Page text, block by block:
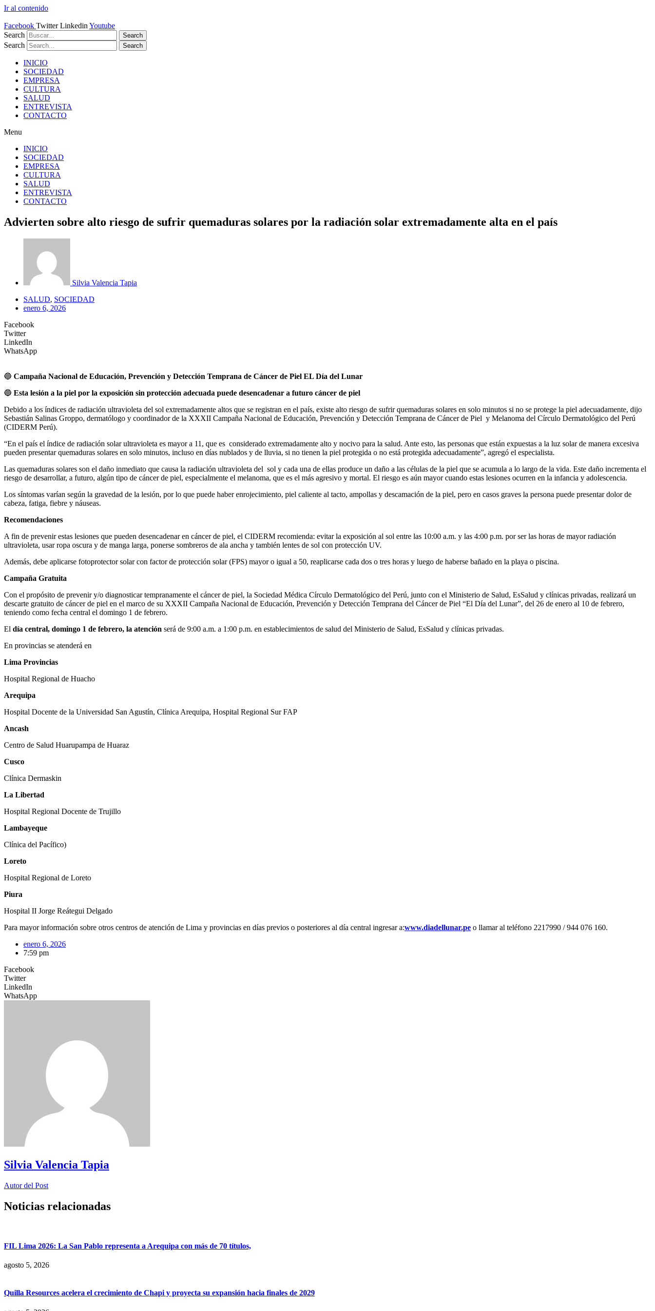
Ir al contenido
Facebook Twitter Linkedin Youtube
Search
Search
Search Search
INICIO
SOCIEDAD
EMPRESA
CULTURA
SALUD
ENTREVISTA
CONTACTO
Menu
INICIO
SOCIEDAD
EMPRESA
CULTURA
SALUD
ENTREVISTA
CONTACTO
Advierten sobre alto riesgo de sufrir quemaduras solares por la radiación solar extremadamente alta en el país
Silvia Valencia Tapia
SALUD, SOCIEDAD
enero 6, 2026
Facebook
Twitter
LinkedIn
WhatsApp
🔵 Campaña Nacional de Educación, Prevención y Detección Temprana de Cáncer de Piel EL Día del Lunar
🔵 Esta lesión a la piel por la exposición sin protección adecuada puede desencadenar a futuro cáncer de piel
Debido a los índices de radiación ultravioleta del sol extremadamente altos que se registran en el país, existe alto riesgo de sufrir quemaduras solares en solo minutos si no se protege la piel adecuadamente, dijo
Sebastián Salinas Groppo, dermatólogo y coordinador de la XXXII Campaña Nacional de Educación, Prevención y Detección Temprana de Cáncer de Piel y Melanoma del Círculo Dermatológico del Perú
(CIDERM Perú).
“En el país el índice de radiación solar ultravioleta es mayor a 11, que es considerado extremadamente alto y nocivo para la salud. Ante esto, las personas que están expuestas a la luz solar de manera excesiva
pueden presentar quemaduras solares en solo minutos, incluso en días nublados y de lluvia, si no tienen la piel protegida o no está protegida adecuadamente”, agregó el especialista.
Las quemaduras solares son el daño inmediato que causa la radiación ultravioleta del sol y cada una de ellas produce un daño a las células de la piel que se acumula a lo largo de la vida. Este daño incrementa el
riesgo de desarrollar, a futuro, algún tipo de cáncer de piel, especialmente el melanoma, que es el más agresivo y mortal. El riesgo es aún mayor cuando estas lesiones ocurren en la infancia y adolescencia.
Los síntomas varían según la gravedad de la lesión, por lo que puede haber enrojecimiento, piel caliente al tacto, ampollas y descamación de la piel, pero en casos graves la persona puede presentar dolor de
cabeza, fatiga, fiebre y náuseas.
Recomendaciones
A fin de prevenir estas lesiones que pueden desencadenar en cáncer de piel, el CIDERM recomienda: evitar la exposición al sol entre las 10:00 a.m. y las 4:00 p.m. por ser las horas de mayor radiación
ultravioleta, usar ropa oscura y de manga larga, ponerse sombreros de ala ancha y también lentes de sol con protección UV.
Además, debe aplicarse fotoprotector solar con factor de protección solar (FPS) mayor o igual a 50, reaplicarse cada dos o tres horas y luego de haberse bañado en la playa o piscina.
Campaña Gratuita
Con el propósito de prevenir y/o diagnosticar tempranamente el cáncer de piel, la Sociedad Médica Círculo Dermatológico del Perú, junto con el Ministerio de Salud, EsSalud y clínicas privadas, realizará un
descarte gratuito de cáncer de piel en el marco de su XXXII Campaña Nacional de Educación, Prevención y Detección Temprana del Cáncer de Piel “El Día del Lunar”, del 26 de enero al 10 de febrero,
teniendo como fecha central el domingo 1 de febrero.
El día central, domingo 1 de febrero, la atención será de 9:00 a.m. a 1:00 p.m. en establecimientos de salud del Ministerio de Salud, EsSalud y clínicas privadas.
En provincias se atenderá en
Lima Provincias
Hospital Regional de Huacho
Arequipa
Hospital Docente de la Universidad San Agustín, Clínica Arequipa, Hospital Regional Sur FAP
Ancash
Centro de Salud Huarupampa de Huaraz
Cusco
Clínica Dermaskin
La Libertad
Hospital Regional Docente de Trujillo
Lambayeque
Clínica del Pacífico)
Loreto
Hospital Regional de Loreto
Piura
Hospital II Jorge Reátegui Delgado
Para mayor información sobre otros centros de atención de Lima y provincias en días previos o posteriores al día central ingresar a:www.diadellunar.pe o llamar al teléfono 2217990 / 944 076 160.
enero 6, 2026
7:59 pm
Facebook
Twitter
LinkedIn
WhatsApp
Silvia Valencia Tapia
Autor del Post
Noticias relacionadas
FIL Lima 2026: La San Pablo representa a Arequipa con más de 70 títulos,
agosto 5, 2026
Quilla Resources acelera el crecimiento de Chapi y proyecta su expansión hacia finales de 2029